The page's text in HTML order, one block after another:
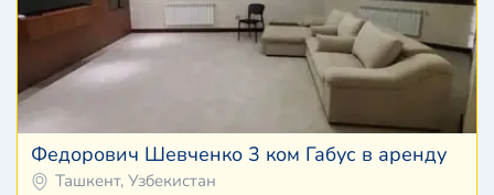
Федорович Шевченко 3 ком Габус в аренду
Ташкент, Узбекистан